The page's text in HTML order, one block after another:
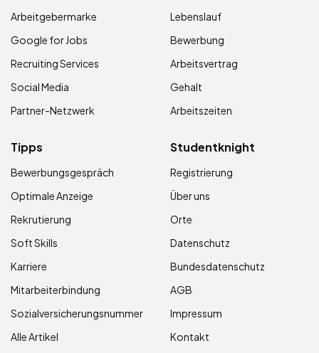
Arbeitgebermarke
Google for Jobs
Recruiting Services
Social Media
Partner-Netzwerk
Lebenslauf
Bewerbung
Arbeitsvertrag
Gehalt
Arbeitszeiten
Tipps
Bewerbungsgespräch
Optimale Anzeige
Rekrutierung
Soft Skills
Karriere
Mitarbeiterbindung
Sozialversicherungsnummer
Alle Artikel
Studentknight
Registrierung
Über uns
Orte
Datenschutz
Bundesdatenschutz
AGB
Impressum
Kontakt